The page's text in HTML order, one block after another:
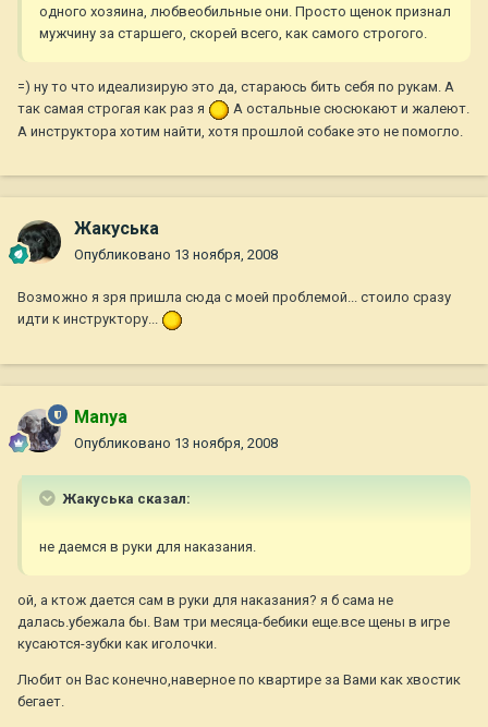
одного хозяина, любвеобильные они. Просто щенок признал
мужчину за старшего, скорей всего, как самого строгого.
=) ну то что идеализирую это да, стараюсь бить себя по рукам. А
так самая строгая как раз я
А остальные сюсюкают и жалеют.
А инструктора хотим найти, хотя прошлой собаке это не помогло.
Жакуська
Опубликовано 13 ноября, 2008
Возможно я зря пришла сюда с моей проблемой... стоило сразу
идти к инструктору...
Manya
Опубликовано 13 ноября, 2008
Жакуська сказал:
не даемся в руки для наказания.
ой, а ктож дается сам в руки для наказания? я б сама не
далась.убежала бы. Вам три месяца-бебики еще.все щены в игре
кусаются-зубки как иголочки.
Любит он Вас конечно,наверное по квартире за Вами как хвостик
бегает.